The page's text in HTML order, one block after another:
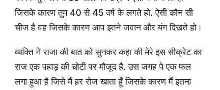
जिसके कारण तुम 40 से 45 वर्ष के लगते हो. ऐसी कौन सी
चीज है वह जिसके कारण आप इतने जवान और यंग दिखते हो।
व्यक्ति ने राजा की बात को सुनकर कहा की मेरे इस सीक्रेट का
राज एक पहाड़ की चोटी पर मौजूद है. उस जगह पे एक फल
लगा हुआ है जिसे मैं हर रोज खाता हूँ जिसके कारण मैं इतना